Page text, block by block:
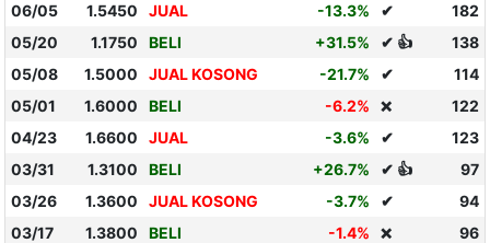
06/05
1.5450 JUAL -13.3% ✔
182
05/20
1.1750 BELI +31.5% ✔ 👍
138
05/08
1.5000 JUAL KOSONG -21.7% ✔
114
05/01
1.6000 BELI -6.2% ❌
122
04/23
1.6600 JUAL -3.6% ✔
123
03/31
1.3100 BELI +26.7% ✔ 👍
97
03/26
1.3600 JUAL KOSONG -3.7% ✔
94
03/17
1.3800 BELI -1.4% ❌
96